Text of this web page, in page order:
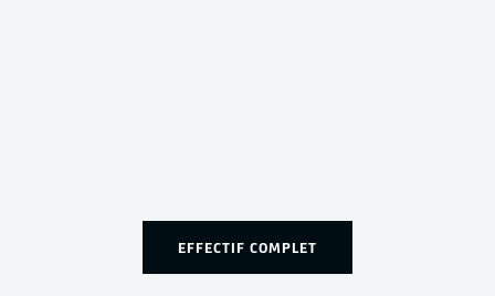
EFFECTIF COMPLET